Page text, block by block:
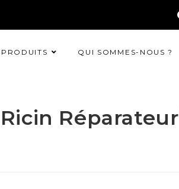
QUI SOMMES-NOUS ?
Réparateur